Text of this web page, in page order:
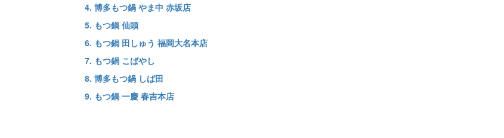
4. 博多もつ鍋 やま中 赤坂店
5. もつ鍋 仙頭
6. もつ鍋 田しゅう 福岡大名本店
7. もつ鍋 こばやし
8. 博多もつ鍋 しば田
9. もつ鍋 一慶 春吉本店